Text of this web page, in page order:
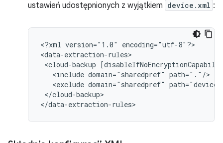
ustawień udostępnionych z wyjątkiem device.xml :
<?xml version="1.0"
encoding="utf-8"?>
<cloud-backup
<include domain="sharedpref"
<exclude domain="sharedpref"
</cloud-backup>
</data-extraction-rules>